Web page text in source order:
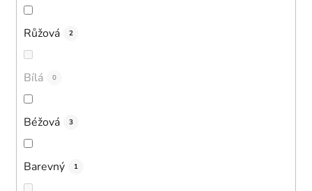
Růžová 2
Bílá 0
Béžová 3
Barevný 1